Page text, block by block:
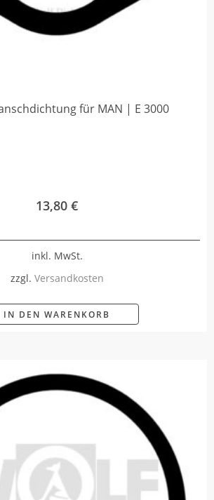
für MAN | E 3000
13,80 €
inkl. MwSt.
zzgl. Versandkosten
IN DEN WARENKORB